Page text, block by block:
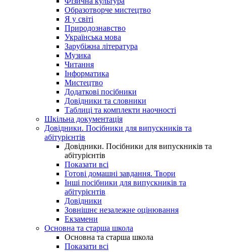
Образотворче мистецтво
Я у світі
Природознавство
Українська мова
Зарубіжна література
Музика
Читання
Інформатика
Мистецтво
Додаткові посібники
Довідники та словники
Таблиці та комплекти наочності
Шкільна документація
Довідники. Посібники для випускників та
абітурієнтів
Довідники. Посібники для випускників та
абітурієнтів
Показати всі
Готові домашні завдання. Твори
Інші посібники для випускників та
абітурієнтів
Довідники
Зовнішнє незалежне оцінювання
Екзамени
Основна та старша школа
Основна та старша школа
Показати всі